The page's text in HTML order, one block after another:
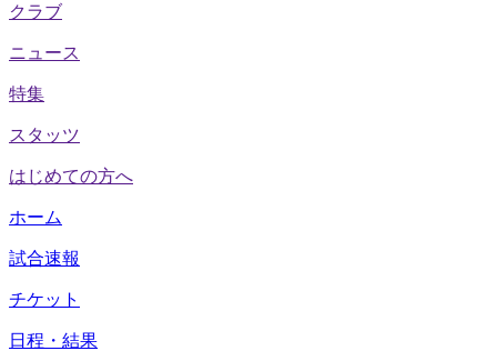
クラブ
ニュース
特集
スタッツ
はじめての方へ
ホーム
試合速報
チケット
日程・結果